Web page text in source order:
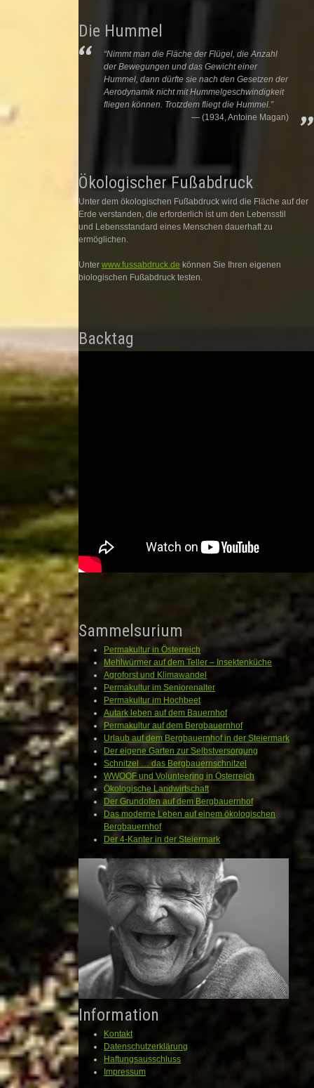
Die Hummel
“Nimmt man die Fläche der Flügel, die Anzahl
der Bewegungen und das Gewicht einer
Hummel, dann dürfte sie nach den Gesetzen der
Aerodynamik nicht mit Hummelgeschwindigkeit
fliegen können. Trotzdem fliegt die Hummel.”
(1934, Antoine Magan)
Ökologischer Fußabdruck
Unter dem ökologischen Fußabdruck wird die Fläche auf der
Erde verstanden, die erforderlich ist um den Lebensstil
und Lebensstandard eines Menschen dauerhaft zu
ermöglichen.
Unter www.fussabdruck.de können Sie Ihren eigenen
biologischen Fußabdruck testen.
Backtag
Sammelsurium
Permakultur in Österreich
Mehlwürmer auf dem Teller – Insektenküche
Agroforst und Klimawandel
Permakultur im Seniorenalter
Permakultur im Hochbeet
Autark leben auf dem Bauernhof
Permakultur auf dem Bergbauernhof
Urlaub auf dem Bergbauernhof in der Steiermark
Der eigene Garten zur Selbstversorgung
Schnitzel … das Bergbauernschnitzel
WWOOF und Volunteering in Österreich
Ökologische Landwirtschaft
Der Grundofen auf dem Bergbauernhof
Das moderne Leben auf einem ökologischen
Bergbauernhof
Der 4-Kanter in der Steiermark
Information
Kontakt
Datenschutzerklärung
Haftungsausschluss
Impressum